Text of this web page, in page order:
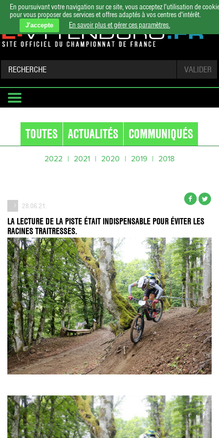
TOUTES ACTUALITÉS COMMUNIQUÉS
2022 2021 2020 2019 2018
28.06.21.
LA LECTURE DE LA PISTE ÉTAIT INDISPENSABLE POUR ÉVITER LES
RACINES TRAITRESSES.
En poursuivant votre navigation sur ce site, vous acceptez l'utilisation de
pour vous proposer des services et offres adaptés à vos centres d'intérêt.
J'accepte En savoir plus et gérer ces paramètres.